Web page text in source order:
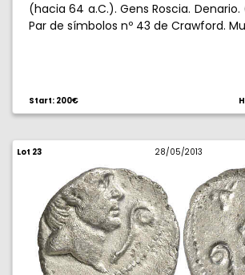
(hacia 64 a.C.). Gens Roscia. Denario.
Par de símbolos nº 43 de Crawford.
Start: 200€
Lot 23 28/05/2013